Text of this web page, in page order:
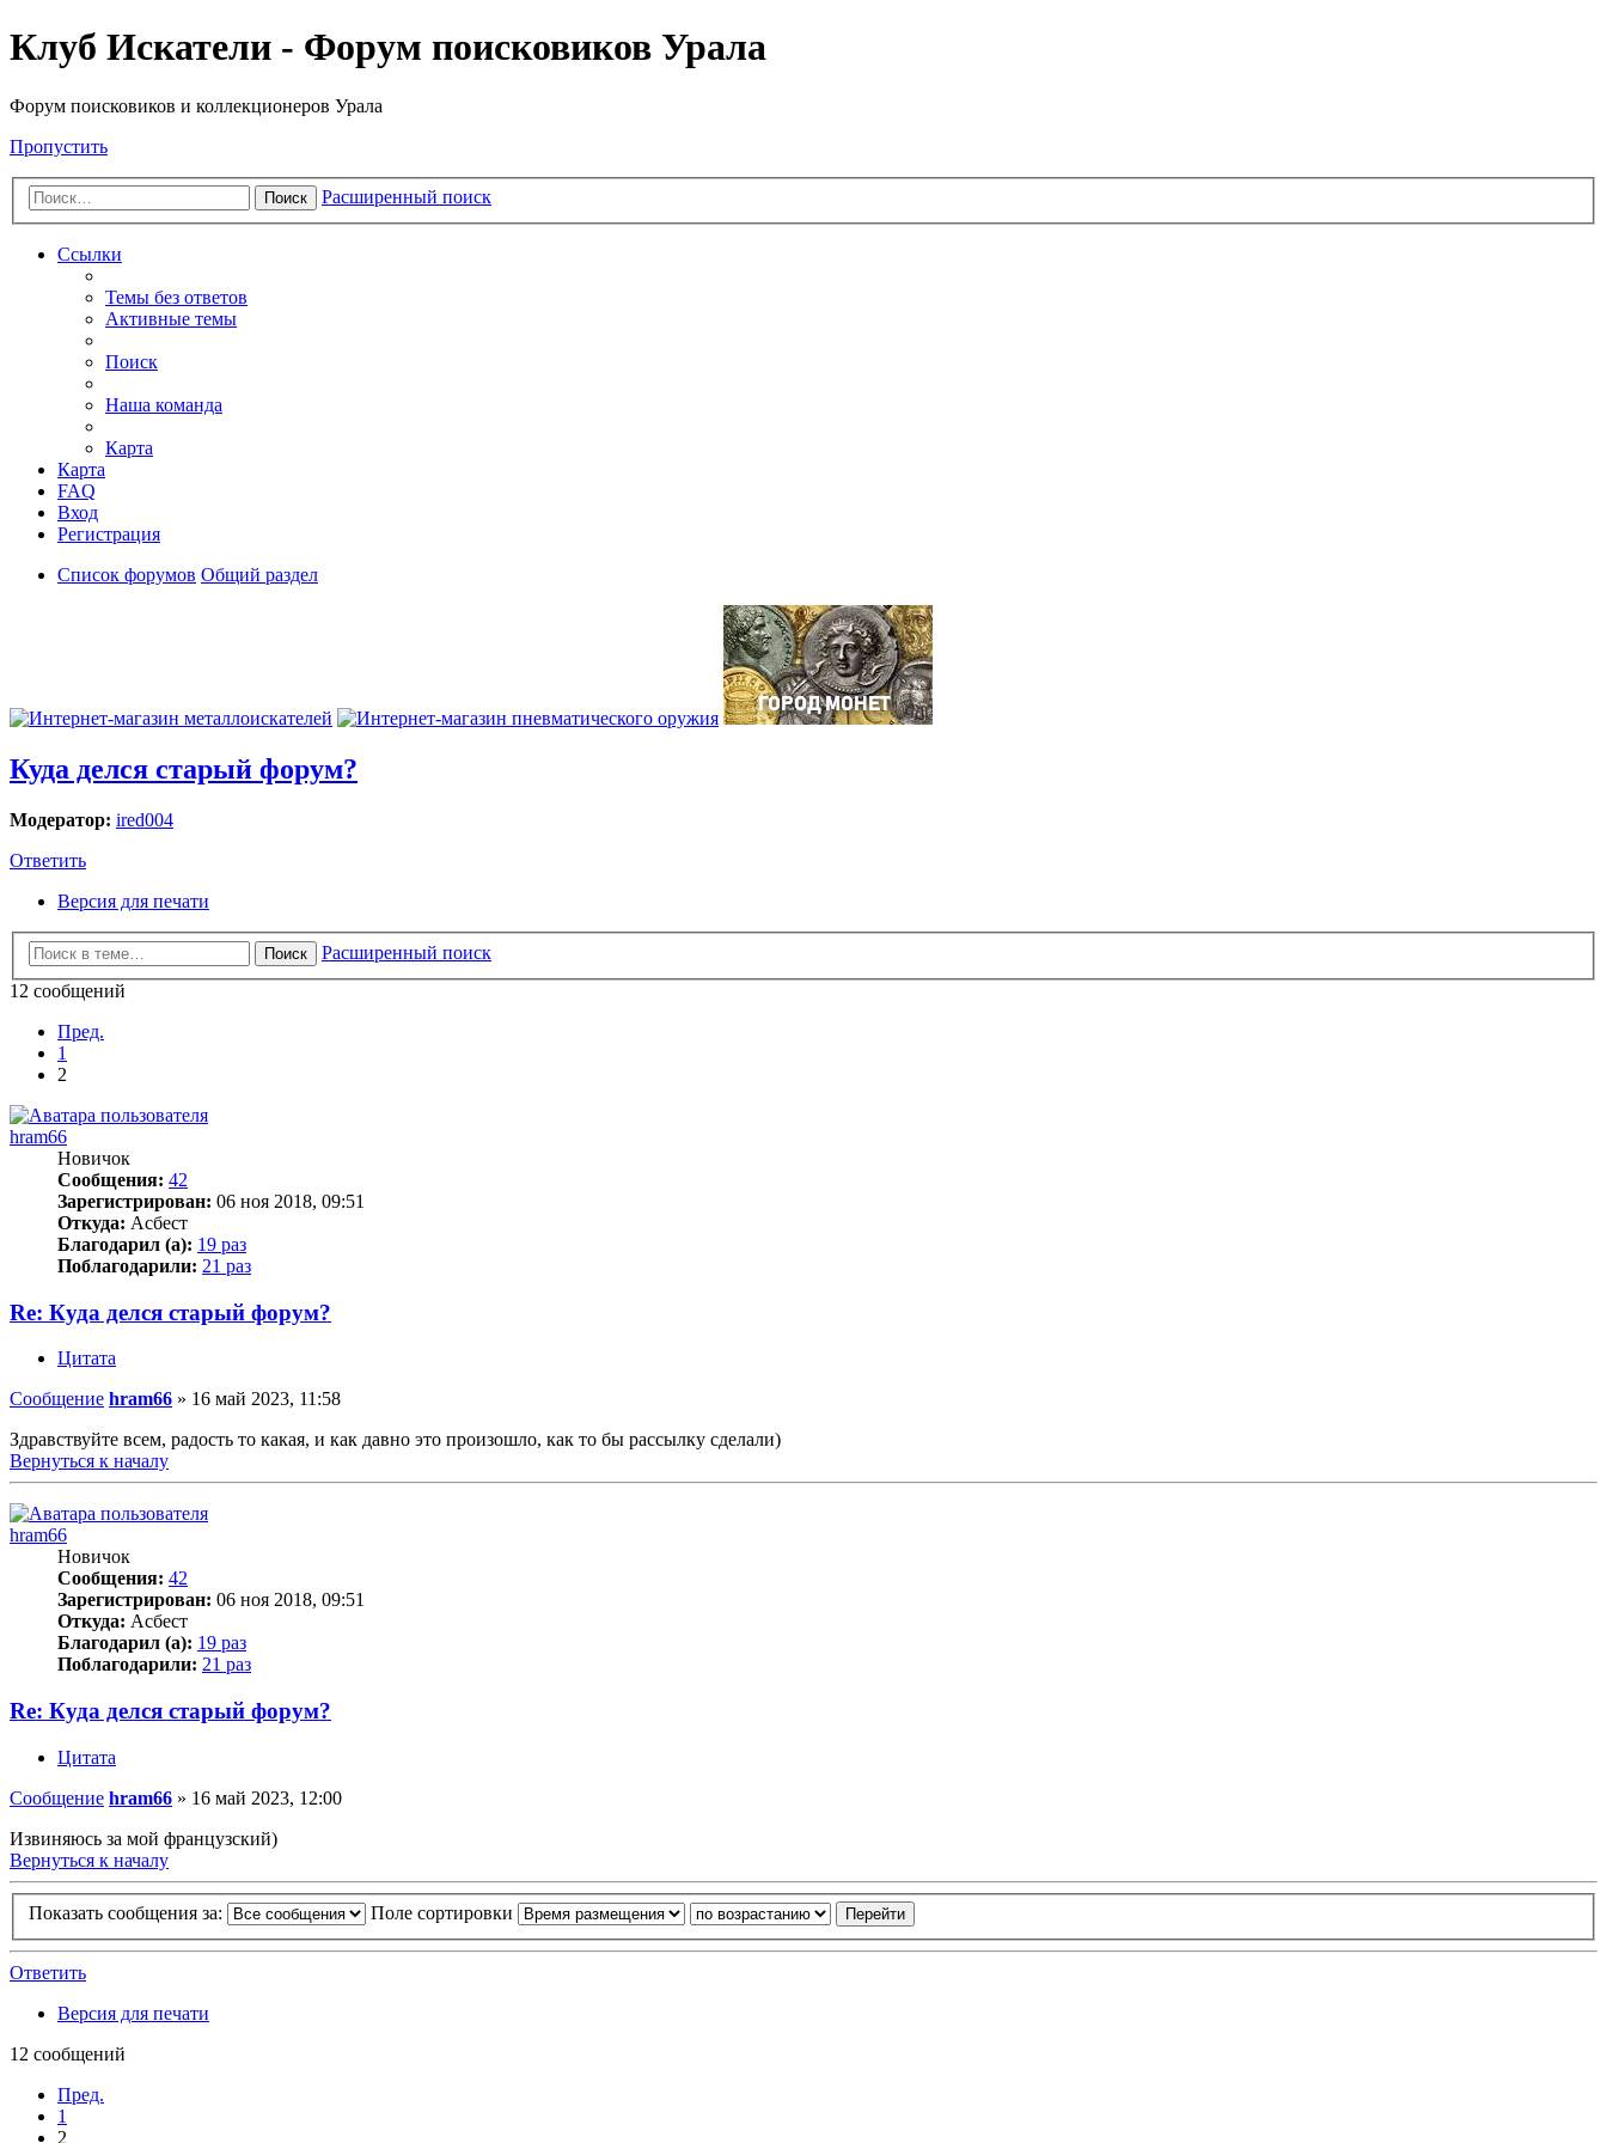
Клуб Искатели - Форум поисковиков Урала
Форум поисковиков и коллекционеров Урала
Пропустить
Поиск Расширенный поиск
Ссылки
Темы без ответов
Активные темы
Поиск
Наша команда
Карта
Карта
FAQ
Вход
Регистрация
Список форумов Общий раздел
Куда делся старый форум?
Модератор: ired004
Ответить
Версия для печати
Поиск
Расширенный поиск
12 сообщений
Пред.
1
2
hram66
Новичок
Сообщения: 42
Зарегистрирован: 06 ноя 2018, 09:51
Откуда: Асбест
Благодарил (а): 19 раз
Поблагодарили: 21 раз
Re: Куда делся старый форум?
Цитата
Сообщение hram66 » 16 май 2023, 11:58
Здравствуйте всем, радость то какая, и как давно это произошло, как то бы рассылку сделали)
Вернуться к началу
hram66
Новичок
Сообщения: 42
Зарегистрирован: 06 ноя 2018, 09:51
Откуда: Асбест
Благодарил (а): 19 раз
Поблагодарили: 21 раз
Re: Куда делся старый форум?
Цитата
Сообщение hram66 » 16 май 2023, 12:00
Извиняюсь за мой французский)
Вернуться к началу
Показать сообщения за: Поле сортировки
Ответить
Версия для печати
12 сообщений
Пред.
1
2